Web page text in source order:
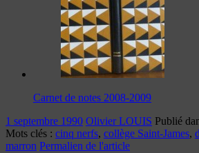
Carnet de notes 2008-2009
1 septembre 1990 Olivier LOUIS Publié
Mots clés : cinq nerfs, collège Saint-James,
marron Permalien de l'article